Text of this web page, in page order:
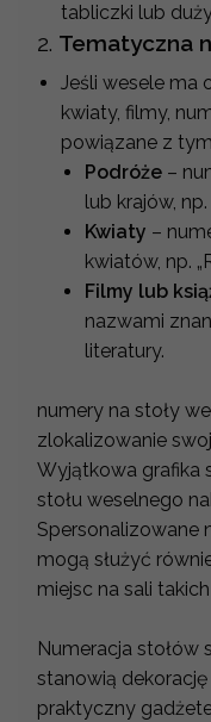
tabliczki lub
2. Tematyczna
Jeśli wesele ma
kwiaty, filmy,
powiązane z
Podróże –
lub krajów, np.
Kwiaty –
kwiatów, np.
Filmy lub
nazwami
literatury.
numery na stoły
zlokalizowanie
Wyjątkowa grafika
stołu weselnego
Spersonalizowane
mogą służyć
miejsc na sali
Numeracja stołów
stanowią dekorację
praktyczny